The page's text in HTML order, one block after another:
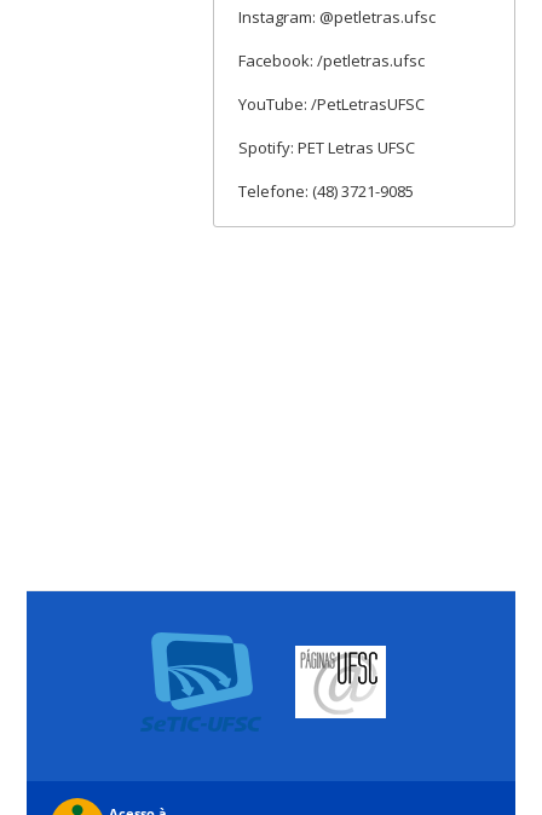
Instagram: @petletras.ufsc
Facebook: /petletras.ufsc
YouTube: /PetLetrasUFSC
Spotify: PET Letras UFSC
Telefone: (48) 3721-9085